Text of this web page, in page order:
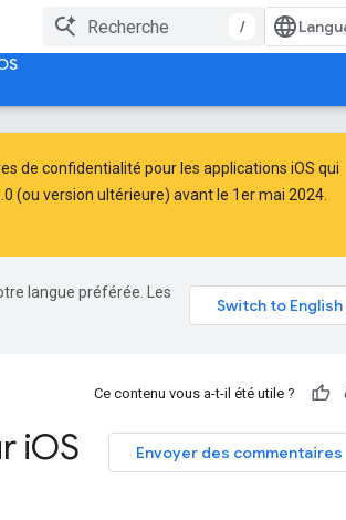
/
de confidentialité pour les applications iOS qui
(ou version ultérieure) avant le 1er mai 2024.
langue préférée. Les
Ce contenu vous a-t-il été utile ?
Envoyer des commentaires
iOS